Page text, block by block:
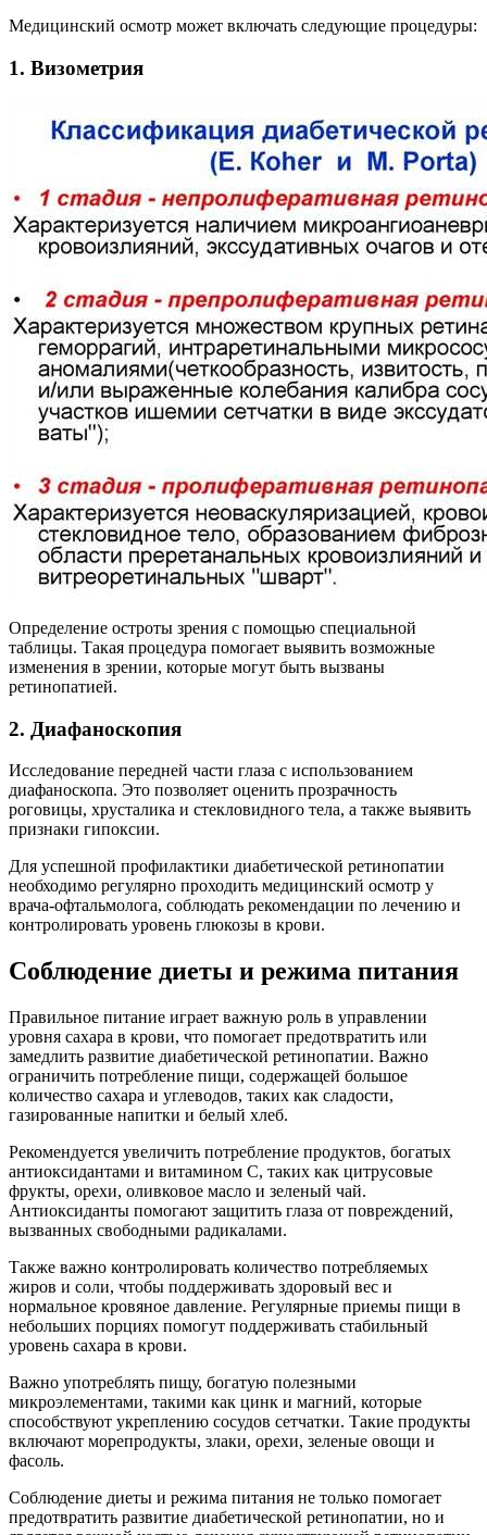
Медицинский осмотр может включать следующие процедуры:
1. Визометрия
Определение остроты зрения с помощью специальной
таблицы. Такая процедура помогает выявить возможные
изменения в зрении, которые могут быть вызваны
ретинопатией.
2. Диафаноскопия
Исследование передней части глаза с использованием
диафаноскопа. Это позволяет оценить прозрачность
роговицы, хрусталика и стекловидного тела, а также выявить
признаки гипоксии.
Для успешной профилактики диабетической ретинопатии
необходимо регулярно проходить медицинский осмотр у
врача-офтальмолога, соблюдать рекомендации по лечению и
контролировать уровень глюкозы в крови.
Соблюдение диеты и режима питания
Правильное питание играет важную роль в управлении
уровня сахара в крови, что помогает предотвратить или
замедлить развитие диабетической ретинопатии. Важно
ограничить потребление пищи, содержащей большое
количество сахара и углеводов, таких как сладости,
газированные напитки и белый хлеб.
Рекомендуется увеличить потребление продуктов, богатых
антиоксидантами и витамином C, таких как цитрусовые
фрукты, орехи, оливковое масло и зеленый чай.
Антиоксиданты помогают защитить глаза от повреждений,
вызванных свободными радикалами.
Также важно контролировать количество потребляемых
жиров и соли, чтобы поддерживать здоровый вес и
нормальное кровяное давление. Регулярные приемы пищи в
небольших порциях помогут поддерживать стабильный
уровень сахара в крови.
Важно употреблять пищу, богатую полезными
микроэлементами, такими как цинк и магний, которые
способствуют укреплению сосудов сетчатки. Такие продукты
включают морепродукты, злаки, орехи, зеленые овощи и
фасоль.
Соблюдение диеты и режима питания не только помогает
предотвратить развитие диабетической ретинопатии, но и